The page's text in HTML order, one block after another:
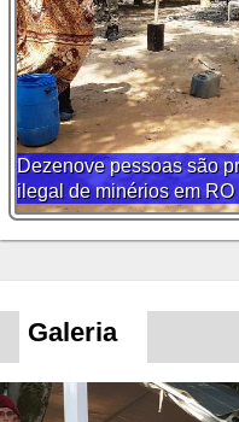
Curso de Cavalaria da
emprego em operações
Galeria